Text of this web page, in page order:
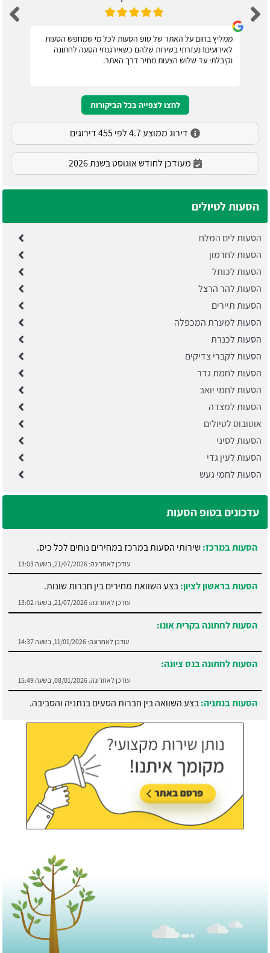
ממליץ בחום על האתר של טופ הסעות לכל מי שמחפש הסעות
לאירועים! נעזרתי בשירות שלהם כשאירגנתי הסעה לחתונה
וקיבלתי עד שלוש הצעות מחיר דרך האתר.
לחצו לצפייה בכל הביקורות
דירוג ממוצע 4.7 לפי 455 דירוגים
מעודכן לחודש אוגוסט בשנת 2026
הסעות לטיולים
הסעות לים המלח
הסעות לחרמון
הסעות לכותל
הסעות להר הרצל
הסעות תיירים
הסעות למערת המכפלה
הסעות לכנרת
הסעות לקברי צדיקים
הסעות לחמת גדר
הסעות לחמי יואב
הסעות למצדה
אוטובוס לטיולים
הסעות לסיני
הסעות לעין גדי
הסעות לחמי געש
עדכונים בטופ הסעות
הסעות במרכז:שירותי הסעות במרכז במחירים נוחים לכל כיס.
עודכן לאחרונה: 21/07/2026, בשעה 13:03
הסעות בראשון לציון:בצע השוואת מחירים בין חברות שונות.
עודכן לאחרונה: 21/07/2026, בשעה 13:02
הסעות לחתונה בקרית אונו:
עודכן לאחרונה: 11/01/2026, בשעה 14:37
הסעות לחתונה בנס ציונה:
עודכן לאחרונה: 08/01/2026, בשעה 15:49
הסעות בנתניה:בצע השוואה בין חברות הסעים בנתניה והסביבה.